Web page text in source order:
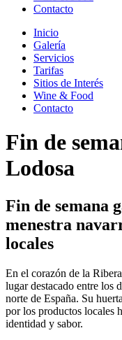
Contacto
Inicio
Galería
Servicios
Tarifas
Sitios de Interés
Wine & Food
Contacto
Fin de
Lodosa
Fin de semana
menestra
locales
En el corazón de la
lugar destacado entre los
norte de España. Su
por los productos locales
identidad y sabor.